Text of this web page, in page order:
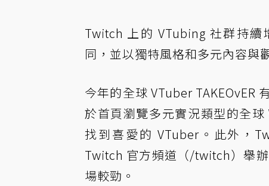
Twitch 上的 VTubing 社群持
同，並以獨特風格和多元內容與
今年的全球 VTuber TAKEOvER
於首頁瀏覽多元實況類型的全
找到喜愛的 VTuber。此外，
Twitch 官方頻道（/twitch）舉
場較勁。